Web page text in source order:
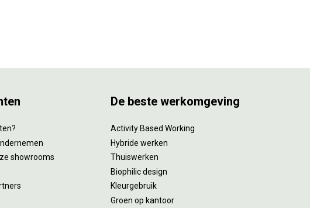
showrooms
De beste werkomgeving
Activity Based Working
Hybride werken
Thuiswerken
Biophilic design
Kleurgebruik
Groen op kantoor